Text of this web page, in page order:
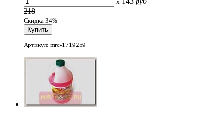
x
218
Скидка 34%
Артикул: mrc-1719259